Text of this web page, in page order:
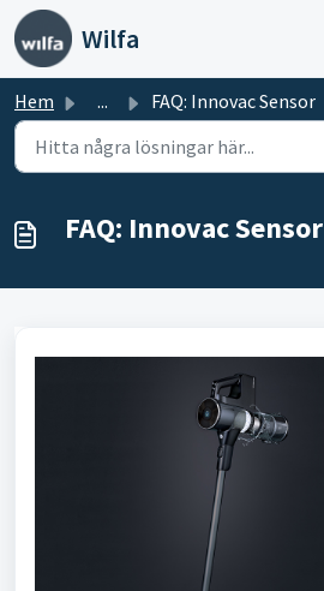
Hoppa över till huvudinnehåll
Wilfa
Hem ... FAQ: Innovac Sensor
FAQ: Innovac Sensor